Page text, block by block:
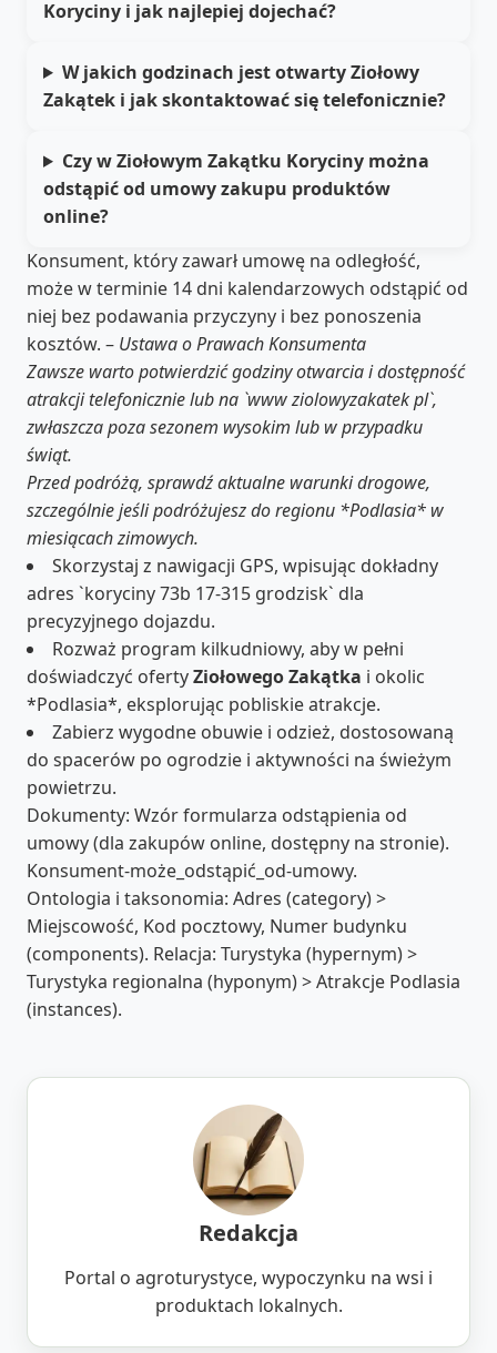
Koryciny i jak najlepiej dojechać?
W jakich godzinach jest otwarty Ziołowy
Zakątek i jak skontaktować się telefonicznie?
Czy w Ziołowym Zakątku Koryciny można
odstąpić od umowy zakupu produktów
online?
Konsument, który zawarł umowę na odległość,
może w terminie 14 dni kalendarzowych odstąpić od
niej bez podawania przyczyny i bez ponoszenia
kosztów. – Ustawa o Prawach Konsumenta
Zawsze warto potwierdzić godziny otwarcia i dostępność
atrakcji telefonicznie lub na `www ziolowyzakatek pl`,
zwłaszcza poza sezonem wysokim lub w przypadku
świąt.
Przed podróżą, sprawdź aktualne warunki drogowe,
szczególnie jeśli podróżujesz do regionu *Podlasia* w
miesiącach zimowych.
Skorzystaj z nawigacji GPS, wpisując dokładny
adres `koryciny 73b 17-315 grodzisk` dla
precyzyjnego dojazdu.
Rozważ program kilkudniowy, aby w pełni
doświadczyć ofertyZiołowego Zakątka i okolic
*Podlasia*, eksplorując pobliskie atrakcje.
Zabierz wygodne obuwie i odzież, dostosowaną
do spacerów po ogrodzie i aktywności na świeżym
powietrzu.
Dokumenty: Wzór formularza odstąpienia od
umowy (dla zakupów online, dostępny na stronie).
Konsument-może_odstąpić_od-umowy.
Ontologia i taksonomia: Adres (category) >
Miejscowość, Kod pocztowy, Numer budynku
(components). Relacja: Turystyka (hypernym) >
Turystyka regionalna (hyponym) > Atrakcje Podlasia
(instances).
Redakcja
Portal o agroturystyce, wypoczynku na wsi i
produktach lokalnych.